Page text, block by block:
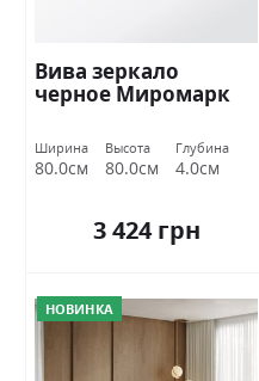
Вива зеркало
черное Миромарк
Ширина
80.0см
Высота
80.0см
Глубина
4.0см
3 424 грн
НОВИНКА